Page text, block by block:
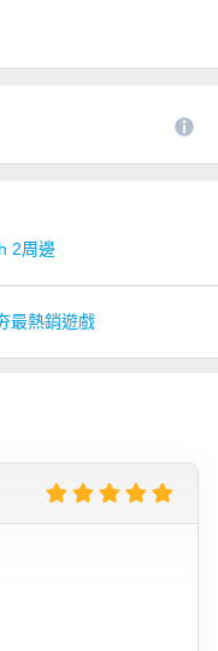
2周邊
最熱銷遊戲